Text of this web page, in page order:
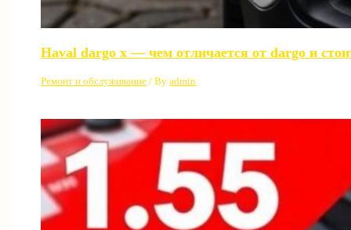
Haval dargo x — чем отличается от dargo и
Ремонт и обслуживание / Byadmin